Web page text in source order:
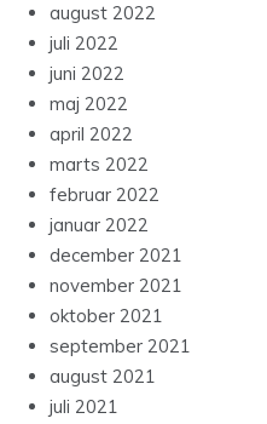
august 2022
juli 2022
juni 2022
maj 2022
april 2022
marts 2022
februar 2022
januar 2022
december 2021
november 2021
oktober 2021
september 2021
august 2021
juli 2021